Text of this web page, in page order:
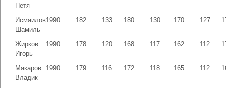
Петя
Исмаилов
Шамиль
1990 182 133 180 130 170 127
Жирков
Игорь
1990 178 120 168 117 162 112
Макаров
Владик
1990 179 116 172 118 165 112